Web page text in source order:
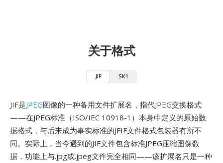
关于格式
JIF SK1
JIF是JPEG图像的一种备用文件扩展名，指代JPEG交换格式
——在JPEG标准（ISO/IEC 10918-1）本身中定义的原始数
据格式，与后来成为事实标准的JFIF文件格式包装器有所不
同。实际上，当今遇到的JIF文件包含标准JPEG压缩图像数
据，功能上与.jpg或.jpeg文件完全相同——该扩展名只是一种